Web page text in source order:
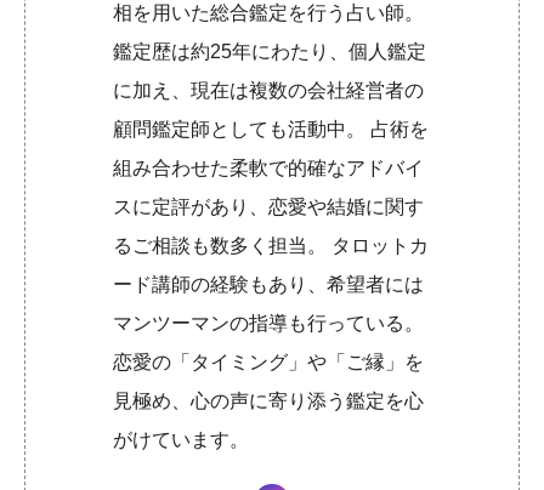
相を用いた総合鑑定を行う占い師。
鑑定歴は約25年にわたり、個人鑑定
に加え、現在は複数の会社経営者の
顧問鑑定師としても活動中。 占術を
組み合わせた柔軟で的確なアドバイ
スに定評があり、恋愛や結婚に関す
るご相談も数多く担当。 タロットカ
ード講師の経験もあり、希望者には
マンツーマンの指導も行っている。
恋愛の「タイミング」や「ご縁」を
見極め、心の声に寄り添う鑑定を心
がけています。